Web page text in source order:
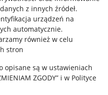
z innych źródeł.
urządzeń na
automatycznie.
również w celu
stron
opisane są w ustawieniach
ZGODY” i w Polityce